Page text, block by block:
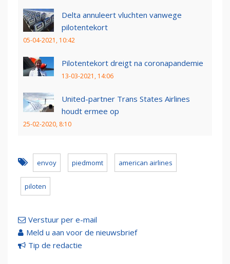
Delta annuleert vluchten vanwege
pilotentekort
05-04-2021, 10:42
Pilotentekort dreigt na coronapandemie
13-03-2021, 14:06
United-partner Trans States Airlines
houdt ermee op
25-02-2020, 8:10
envoy piedmomt american airlines
piloten
Verstuur per e-mail
Meld u aan voor de nieuwsbrief
Tip de redactie